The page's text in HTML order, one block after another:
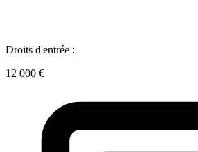
Droits d'entrée :
12 000 €